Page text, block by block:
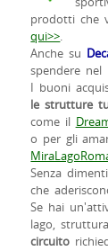
prodotti che
qui>>.
Anche su
spendere
I buoni
le strutture
come il
o per gli
Senza
che
Se hai
lago,
circuito